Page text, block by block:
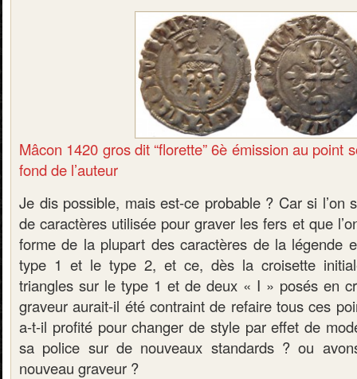
Mâcon 1420 gros dit “florette” 6è émission au point
fond de l’auteur
Je dis possible, mais est-ce probable ? Car si l’on
de caractères utilisée pour graver les fers et que
forme de la plupart des caractères de la légende
type 1 et le type 2, et ce, dès la croisette
triangles sur le type 1 et de deux « I » posés en
graveur aurait-il été contraint de refaire tous ces
a-t-il profité pour changer de style par effet de
sa police sur de nouveaux standards ? ou
nouveau graveur ?